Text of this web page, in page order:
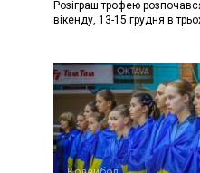
Розіграш трофею
вікенду, 13-15 грудня в